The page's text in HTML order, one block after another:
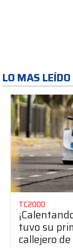
LO MAS LEÍDO
TC2000
tuvo su
callejero